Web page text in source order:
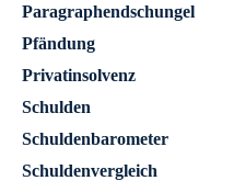
Paragraphendschungel
Pfändung
Privatinsolvenz
Schulden
Schuldenbarometer
Schuldenvergleich